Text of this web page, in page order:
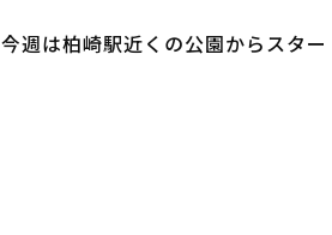
今週は柏崎駅近くの公園からスタ